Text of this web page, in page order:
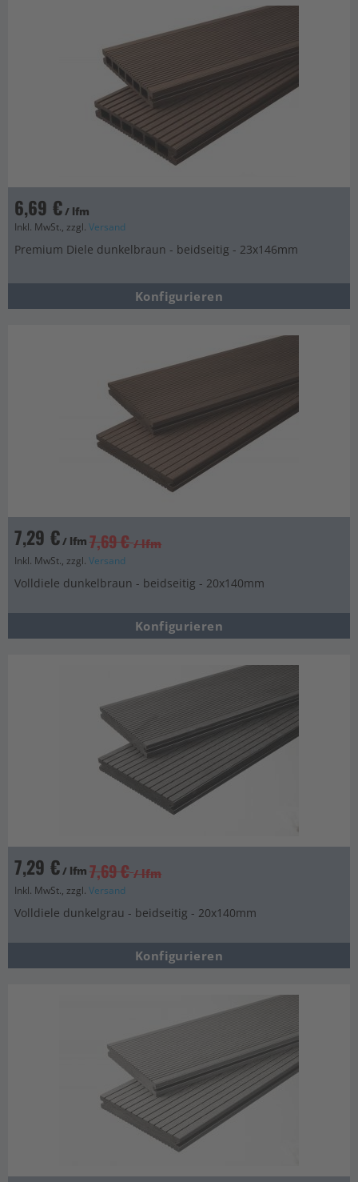
6,69 €/ lfm
Inkl. MwSt., zzgl. Versand
Premium Diele dunkelbraun - beidseitig - 23x146mm
Konfigurieren
7,29 €/ lfm 7,69 € / lfm
Inkl. MwSt., zzgl. Versand
Volldiele dunkelbraun - beidseitig - 20x140mm
Konfigurieren
7,29 €/ lfm 7,69 € / lfm
Inkl. MwSt., zzgl. Versand
Volldiele dunkelgrau - beidseitig - 20x140mm
Konfigurieren